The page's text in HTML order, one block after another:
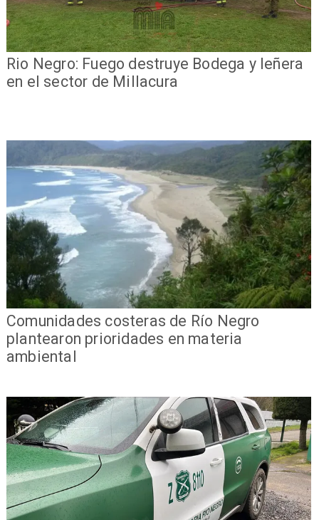
Rio Negro: Fuego destruye Bodega y leñera
en el sector de Millacura
Comunidades costeras de Río Negro
plantearon prioridades en materia
ambiental